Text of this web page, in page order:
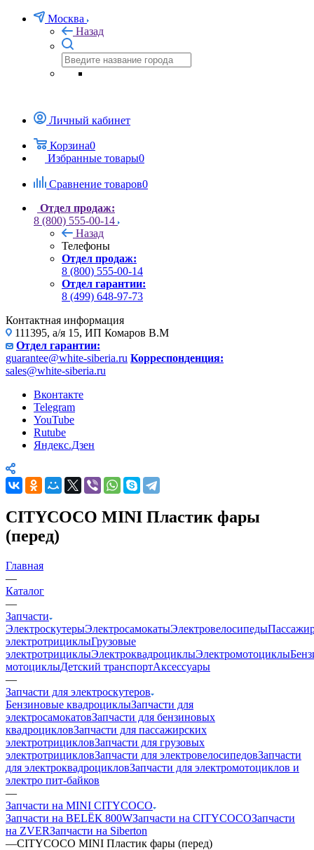
Москва
Назад
Личный кабинет
Корзина0
Избранные товары0
Сравнение товаров0
Отдел продаж:
8 (800) 555-00-14
Назад
Телефоны
Отдел продаж:
8 (800) 555-00-14
Отдел гарантии:
8 (499) 648-97-73
Контактная информация
111395, а/я 15, ИП Комаров В.М
Отдел гарантии:
guarantee@white-siberia.ru Корреспонденция:
sales@white-siberia.ru
Вконтакте
Telegram
YouTube
Rutube
Яндекс.Дзен
CITYCOCO MINI Пластик фары
(перед)
Главная
—
Каталог
—
Запчасти
ЭлектроскутерыЭлектросамокатыЭлектровелосипеды
электротрициклыГрузовые
электротрициклыЭлектроквадроциклыЭлектромотоциклы
мотоциклыДетский транспортАксессуары
—
Запчасти для электроскутеров
Бензиновые квадроциклыЗапчасти для
электросамокатовЗапчасти для бензиновых
квадроцикловЗапчасти для пассажирских
электротрицикловЗапчасти для грузовых
электротрицикловЗапчасти для электровелосипедовЗапчасти
для электроквадроцикловЗапчасти для электромотоциклов и
электро пит-байков
—
Запчасти на MINI CITYCOCO
Запчасти на BELЁК 800WЗапчасти на CITYCOCOЗапчасти
на ZVERЗапчасти на Siberton
—CITYCOCO MINI Пластик фары (перед)